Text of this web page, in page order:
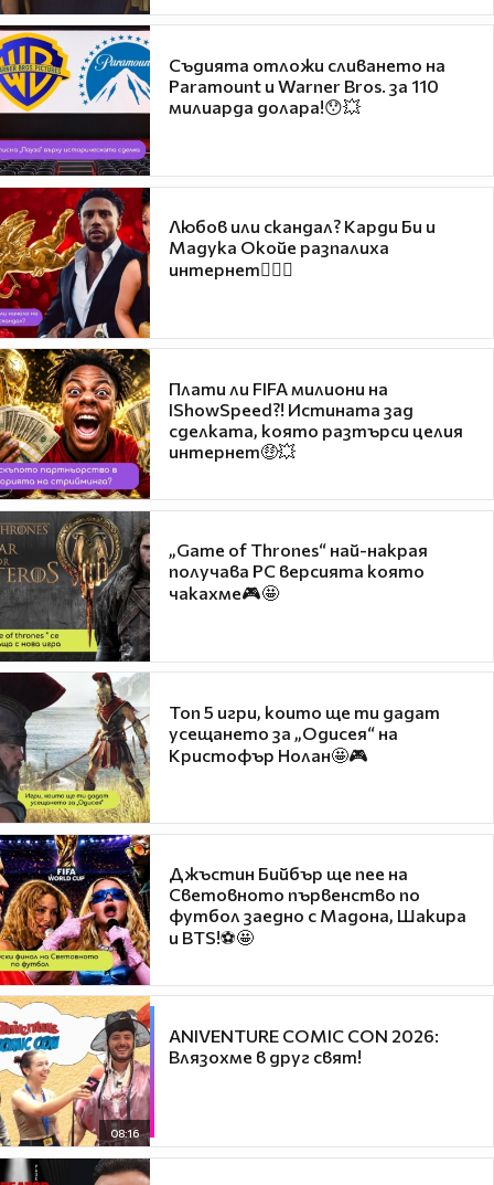
Съдията отложи сливането на
Paramount и Warner Bros. за 110
милиарда долара!😯💥
Любов или скандал? Карди Би и
Мадука Окойе разпалиха
интернет❤️‍🔥🔥
Плати ли FIFA милиони на
IShowSpeed?! Истината зад
сделката, която разтърси целия
интернет🤑💥
„Game of Thrones“ най-накрая
получава PC версията която
чакахме🎮🤩
Топ 5 игри, които ще ти дадат
усещането за „Одисея“ на
Кристофър Нолан🤩🎮
Джъстин Бийбър ще пее на
Световното първенство по
футбол заедно с Мадона, Шакира
и BTS!⚽🤩
08:16
ANIVENTURE COMIC CON 2026:
Влязохме в друг свят!